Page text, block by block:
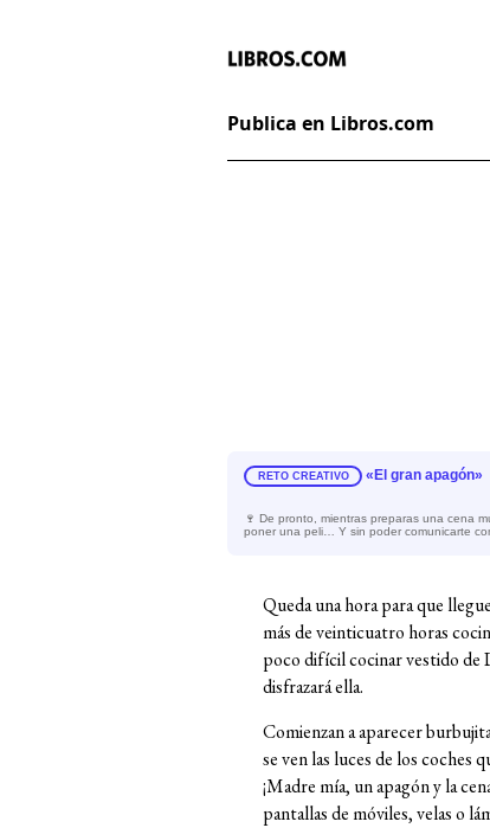
Publica en Libros.com
RETO CREATIVO «El gran apagón»
🍷 De pronto, mientras preparas una cena
poner una peli… Y sin poder comunicarte
Queda una hora para que
más de veinticuatro horas
poco difícil cocinar vestido de
disfrazará ella.
Comienzan a aparecer
se ven las luces de los coches
¡Madre mía, un apagón y la
pantallas de móviles, velas o